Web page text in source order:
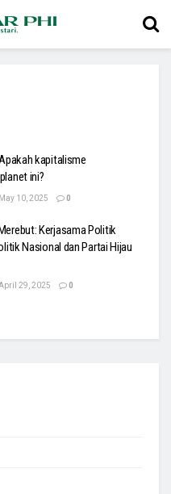
kapitalisme
ini?
May 10, 2025 0
Kerjasama Politik
Nasional dan Partai Hijau
29, 2025 0